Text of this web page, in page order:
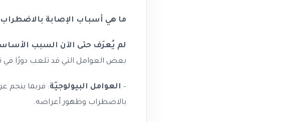
ما هي أسباب الإصابة بالاضطراب
لم يُعرَف حتى الآن السبب
بعض العوامل التي قد تلعب دورًا في
– العوامل البيولوجيّة: فربما ينجم
بالاضطراب وظهور أعراضه.